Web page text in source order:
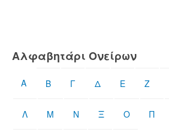
Αλφαβητάρι Ονείρων
Α Β Γ Δ Ε Ζ
Λ Μ Ν Ξ Ο Π